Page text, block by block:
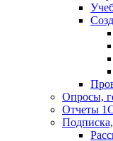
Опросы,
Отчеты